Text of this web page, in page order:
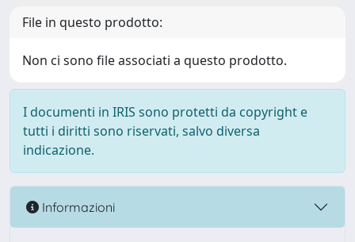
File in questo prodotto:
Non ci sono file associati a questo prodotto.
I documenti in IRIS sono protetti da copyright e
tutti i diritti sono riservati, salvo diversa
indicazione.
Informazioni